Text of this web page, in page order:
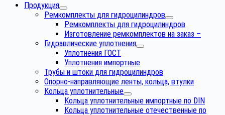
Продукция
Ремкомплекты для гидроцилиндров
Ремкомплекты для гидроцилиндров
Изготовление ремкомплектов на заказ –
Гидравлические уплотнения
Уплотнения ГОСТ
Уплотнения импортные
Трубы и штоки для гидроцилиндров
Опорно-направляющие ленты, кольца, втулки
Кольца уплотнительные
Кольца уплотнительные импортные по DIN
Кольца уплотнительные отечественные по